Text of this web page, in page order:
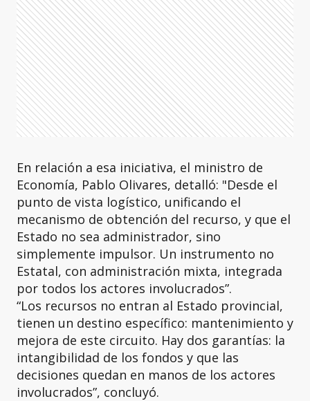
En relación a esa iniciativa, el ministro de
Economía, Pablo Olivares, detalló: "Desde el
punto de vista logístico, unificando el
mecanismo de obtención del recurso, y que el
Estado no sea administrador, sino
simplemente impulsor. Un instrumento no
Estatal, con administración mixta, integrada
por todos los actores involucrados”.
“Los recursos no entran al Estado provincial,
tienen un destino específico: mantenimiento y
mejora de este circuito. Hay dos garantías: la
intangibilidad de los fondos y que las
decisiones quedan en manos de los actores
involucrados”, concluyó.